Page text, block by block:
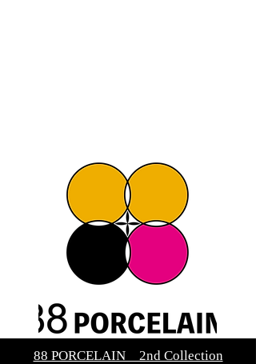
88 PORCELAIN 2nd Collection